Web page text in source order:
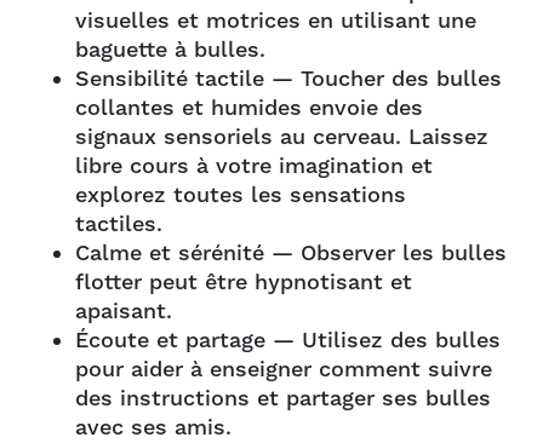
visuelles et motrices en utilisant une
baguette à bulles.
Sensibilité tactile — Toucher des bulles
collantes et humides envoie des
signaux sensoriels au cerveau. Laissez
libre cours à votre imagination et
explorez toutes les sensations
tactiles.
Calme et sérénité — Observer les bulles
flotter peut être hypnotisant et
apaisant.
Écoute et partage — Utilisez des bulles
pour aider à enseigner comment suivre
des instructions et partager ses bulles
avec ses amis.